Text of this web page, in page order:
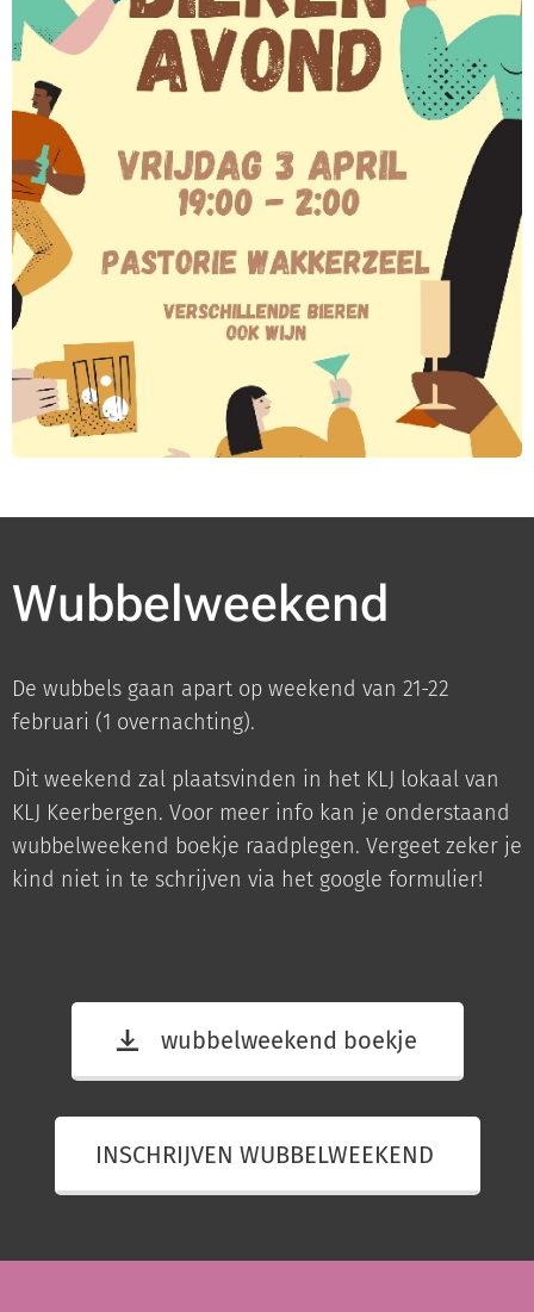
Wubbelweekend
De wubbels gaan apart op weekend van 21-22
februari (1 overnachting).
Dit weekend zal plaatsvinden in het KLJ lokaal van
KLJ Keerbergen. Voor meer info kan je onderstaand
wubbelweekend boekje raadplegen. Vergeet zeker je
kind niet in te schrijven via het google formulier!
wubbelweekend boekje
INSCHRIJVEN WUBBELWEEKEND